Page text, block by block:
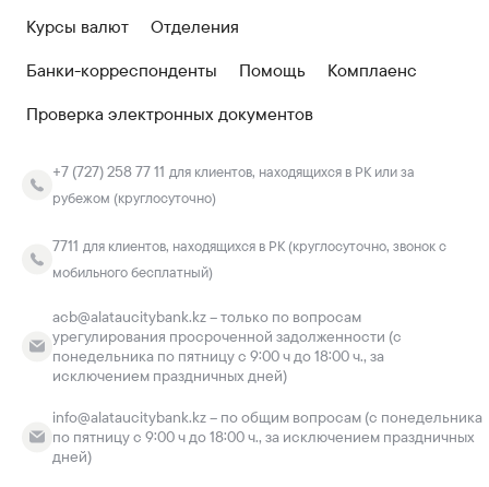
Курсы валют
Отделения
Банки-корреспонденты
Помощь
Комплаенс
Проверка электронных документов
+7 (727) 258 77 11 для клиентов, находящихся в РК или за
рубежом (круглосуточно)
7711 для клиентов, находящихся в РК (круглосуточно, звонок с
мобильного бесплатный)
acb@alataucitybank.kz – только по вопросам
урегулирования просроченной задолженности (с
понедельника по пятницу с 9:00 ч до 18:00 ч., за
исключением праздничных дней)
info@alataucitybank.kz – по общим вопросам (с понедельника
по пятницу с 9:00 ч до 18:00 ч., за исключением праздничных
дней)